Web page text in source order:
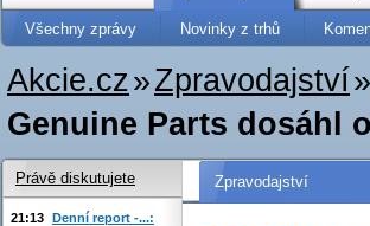
Všechny zprávy Novinky z trhů
Akcie.cz»Zpravodajství»
Genuine Parts dosáhl
Zpravodajství
Právě diskutujete
21:13 Denní report -...: